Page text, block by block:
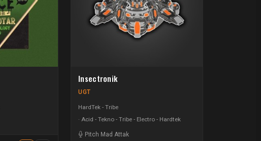
Insectronik
UGT
HardTek - Tribe
Acid - Tekno - Tribe - Electro - Hardtek
Pitch Mad Attak